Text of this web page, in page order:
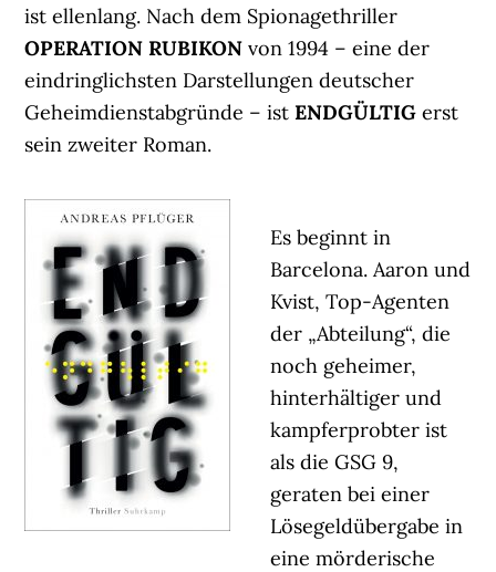
ist ellenlang. Nach dem Spionagethriller
OPERATION RUBIKON von 1994 – eine der
eindringlichsten Darstellungen deutscher
Geheimdienstabgründe – istENDGÜLTIG erst
sein zweiter Roman.
Es beginnt in
Barcelona. Aaron und
Kvist, Top-Agenten
der „Abteilung“, die
noch geheimer,
hinterhältiger und
kampferprobter ist
als die GSG 9,
geraten bei einer
Lösegeldübergabe in
eine mörderische